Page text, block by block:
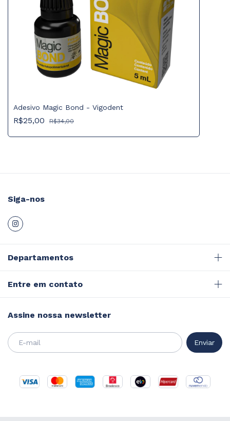
Adesivo Magic Bond - Vigodent
R$25,00 R$34,00
Siga-nos
Departamentos
Entre em contato
Assine nossa newsletter